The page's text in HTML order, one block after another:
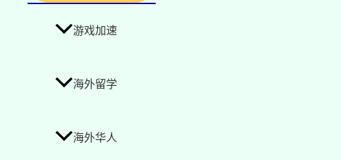
游戏加速
海外留学
海外华人